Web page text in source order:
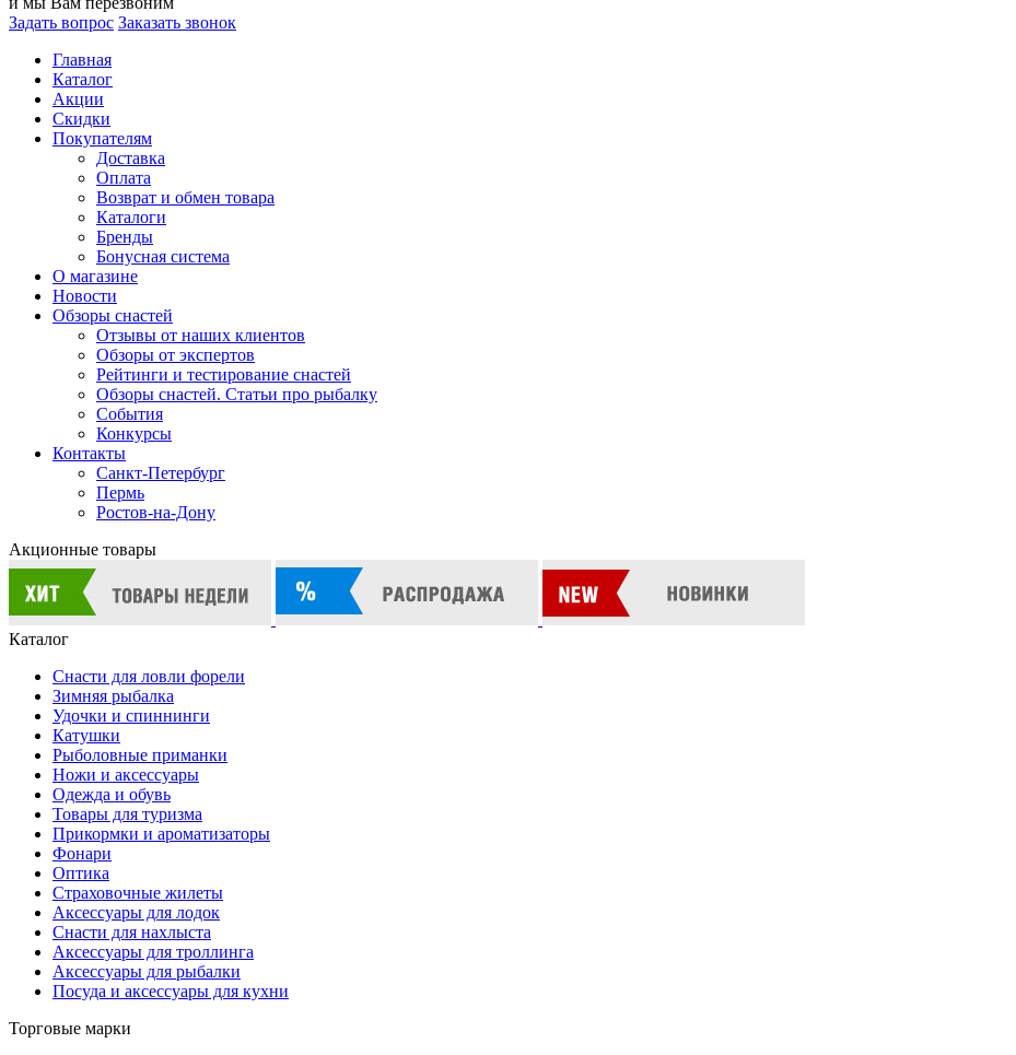
Задать вопрос Заказать звонок
Главная
Каталог
Акции
Скидки
Покупателям
Доставка
Оплата
Возврат и обмен товара
Каталоги
Бренды
Бонусная система
О магазине
Новости
Обзоры снастей
Отзывы от наших клиентов
Обзоры от экспертов
Рейтинги и тестирование снастей
Обзоры снастей. Статьи про рыбалку
События
Конкурсы
Контакты
Санкт-Петербург
Пермь
Ростов-на-Дону
Акционные товары
Каталог
Снасти для ловли форели
Зимняя рыбалка
Удочки и спиннинги
Катушки
Рыболовные приманки
Ножи и аксессуары
Одежда и обувь
Товары для туризма
Прикормки и ароматизаторы
Фонари
Оптика
Страховочные жилеты
Аксессуары для лодок
Снасти для нахлыста
Аксессуары для троллинга
Аксессуары для рыбалки
Посуда и аксессуары для кухни
Торговые марки